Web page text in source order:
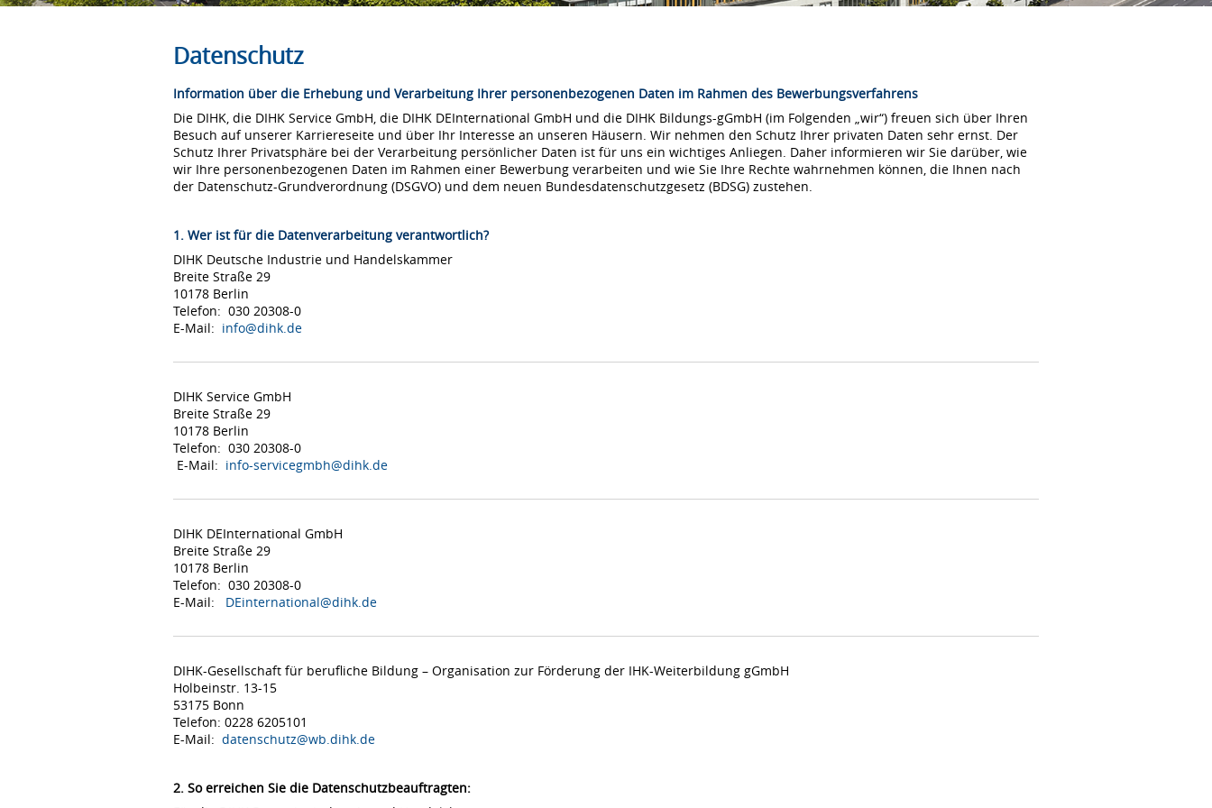
Datenschutz
Information über die Erhebung und Verarbeitung Ihrer personenbezogenen Daten im Rahmen des Bewerbungsverfahrens
Die DIHK, die DIHK Service GmbH, die DIHK DEInternational GmbH und die DIHK Bildungs-gGmbH (im Folgenden „wir“) freuen sich über Ihren
Besuch auf unserer Karriereseite und über Ihr Interesse an unseren Häusern. Wir nehmen den Schutz Ihrer privaten Daten sehr ernst. Der
Schutz Ihrer Privatsphäre bei der Verarbeitung persönlicher Daten ist für uns ein wichtiges Anliegen. Daher informieren wir Sie darüber, wie
wir Ihre personenbezogenen Daten im Rahmen einer Bewerbung verarbeiten und wie Sie Ihre Rechte wahrnehmen können, die Ihnen nach
der Datenschutz-Grundverordnung (DSGVO) und dem neuen Bundesdatenschutzgesetz (BDSG) zustehen.
1. Wer ist für die Datenverarbeitung verantwortlich?
DIHK Deutsche Industrie und Handelskammer
Breite Straße 29
10178 Berlin
Telefon: 030 20308-0
E-Mail: info@dihk.de
DIHK Service GmbH
Breite Straße 29
10178 Berlin
Telefon: 030 20308-0
E-Mail: info-servicegmbh@dihk.de
DIHK DEInternational GmbH
Breite Straße 29
10178 Berlin
Telefon: 030 20308-0
E-Mail: DEinternational@dihk.de
DIHK-Gesellschaft für berufliche Bildung – Organisation zur Förderung der IHK-Weiterbildung gGmbH
Holbeinstr. 13-15
53175 Bonn
Telefon: 0228 6205101
E-Mail: datenschutz@wb.dihk.de
2. So erreichen Sie die Datenschutzbeauftragten: